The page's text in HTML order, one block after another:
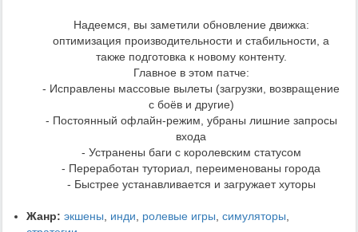
Надеемся, вы заметили обновление движка:
оптимизация производительности и стабильности, а
также подготовка к новому контенту.
Главное в этом патче:
- Исправлены массовые вылеты (загрузки, возвращение
с боёв и другие)
- Постоянный офлайн-режим, убраны лишние запросы
входа
- Устранены баги с королевским статусом
- Переработан туториал, переименованы города
- Быстрее устанавливается и загружает хуторы
Жанр: экшены инди ролевые игры симуляторы